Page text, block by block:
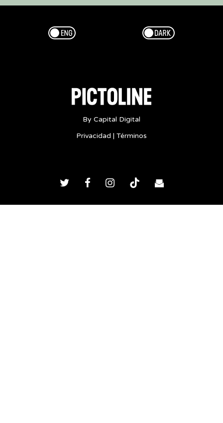
Esp/Eng Dark/Light
By Capital Digital
Privacidad | Términos
TwitterFacebookInstagram
TikTok